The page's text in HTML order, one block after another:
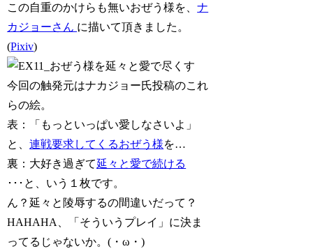
この自重のかけらも無いおぜう様を、ナ
カジョーさん に描いて頂きました。
(Pixiv)
今回の触発元はナカジョー氏投稿のこれ
らの絵。
表：「もっといっぱい愛しなさいよ」
と、連戦要求してくるおぜう様を…
裏：大好き過ぎて延々と愛で続ける
･･･と、いう１枚です。
ん？延々と陵辱するの間違いだって？
HAHAHA、「そういうプレイ」に決ま
ってるじゃないか。(・ω・)